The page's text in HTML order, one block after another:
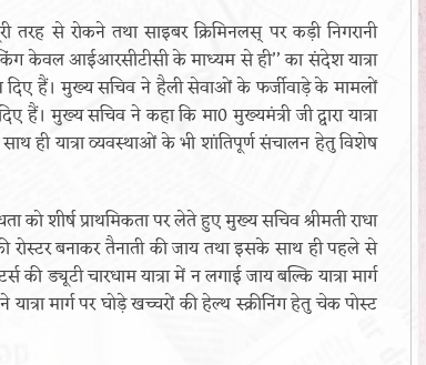
से रोकने तथा साइबर क्रिमिनलस् पर कड़ी निगरानी
केवल आईआरसीटीसी के माध्यम से ही’’ का संदेश यात्रा
दिए हैं। मुख्य सचिव ने हैली सेवाओं के फर्जीवाड़े के मामलों
मुख्य सचिव ने कहा कि मा0 मुख्यमंत्री जी द्वारा यात्रा
ही यात्रा व्यवस्थाओं के भी शांतिपूर्ण संचालन हेतु विशेष
को शीर्ष प्राथमिकता पर लेते हुए मुख्य सचिव श्रीमती राधा
की रोस्टर बनाकर तैनाती की जाय तथा इसके साथ ही पहले से
की ड्यूटी चारधाम यात्रा में न लगाई जाय बल्कि यात्रा मार्ग
मार्ग पर घोड़े खच्चरों की हेल्थ स्क्रीनिंग हेतु चेक पोस्ट